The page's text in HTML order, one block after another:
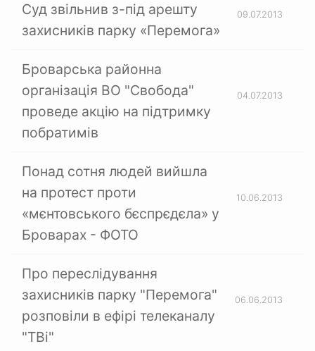
Суд звільнив з-під арешту
захисників парку «Перемога»
09.07.2013
Броварська районна
організація ВО "Свобода"
проведе акцію на підтримку
побратимів
04.07.2013
Понад сотня людей вийшла
на протест проти
«мєнтовського бєспрєдєла» у
Броварах - ФОТО
10.06.2013
Про переслідування
захисників парку "Перемога"
розповіли в ефірі телеканалу
"ТВі"
06.06.2013